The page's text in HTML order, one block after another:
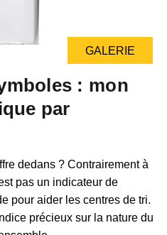
GALERIE
: mon
par
dedans ? Contrairement à
pas un indicateur de
pour aider les centres de tri.
précieux sur la nature du